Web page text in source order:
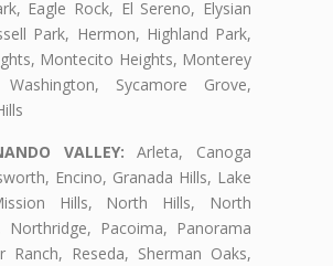
Eagle Rock, El Sereno, Elysian
Park, Hermon, Highland Park,
Montecito Heights, Monterey
Sycamore Grove,
VALLEY: Arleta, Canoga
Encino, Granada Hills, Lake
Hills, North Hills, North
Northridge, Pacoima, Panorama
Ranch, Reseda, Sherman Oaks,